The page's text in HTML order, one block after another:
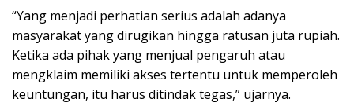
“Yang menjadi perhatian serius adalah adanya
masyarakat yang dirugikan hingga ratusan juta rupiah.
Ketika ada pihak yang menjual pengaruh atau
mengklaim memiliki akses tertentu untuk memperoleh
keuntungan, itu harus ditindak tegas,” ujarnya.